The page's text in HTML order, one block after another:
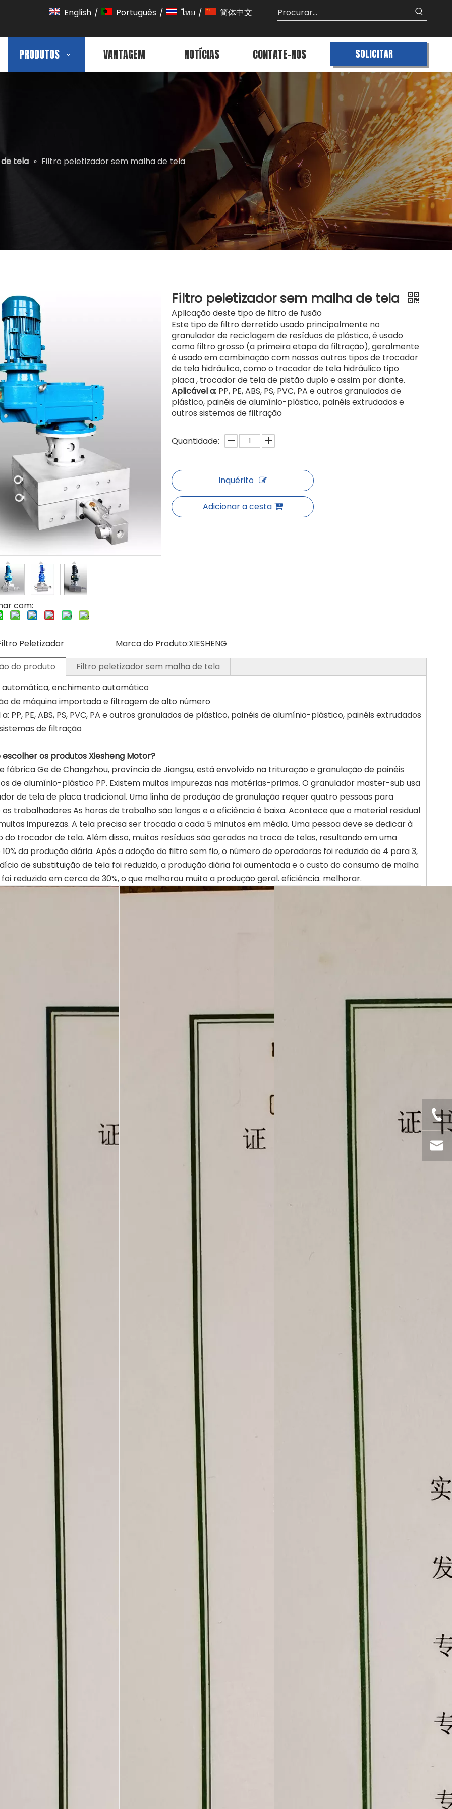
English / Português / ไทย / 简体中文
PRODUTOS VANTAGEM NOTÍCIAS CONTATE-NOS
SOLICITAR
ORÇAMENTO
tela » Filtro peletizador sem malha de tela
com:
Filtro peletizador sem malha de tela
Aplicação deste tipo de filtro de fusão
Este tipo de filtro derretido usado principalmente no
granulador de reciclagem de resíduos de plástico, é usado
como filtro grosso (a primeira etapa da filtração), geralmente
é usado em combinação com nossos outros tipos de trocador
de tela hidráulico, como o trocador de tela hidráulico tipo
placa , trocador de tela de pistão duplo e assim por diante.
Aplicável a: PP, PE, ABS, PS, PVC, PA e outros granulados de
plástico, painéis de alumínio-plástico, painéis extrudados e
outros sistemas de filtração
Quantidade:
Inquérito
Adicionar a cesta
Peletizador Marca do Produto:XIESHENG
do produto
Filtro peletizador sem malha de tela
automática, enchimento automático
de máquina importada e filtragem de alto número
PP, PE, ABS, PS, PVC, PA e outros granulados de plástico, painéis de alumínio-plástico, painéis extrudados
de filtração
escolher os produtos Xiesheng Motor?
fábrica Ge de Changzhou, província de Jiangsu, está envolvido na trituração e granulação de painéis
de alumínio-plástico PP. Existem muitas impurezas nas matérias-primas. O granulador master-sub usa
de tela de placa tradicional. Uma linha de produção de granulação requer quatro pessoas para
trabalhadores As horas de trabalho são longas e a eficiência é baixa. Acontece que o material residual
impurezas. A tela precisa ser trocada a cada 5 minutos em média. Uma pessoa deve se dedicar à
do trocador de tela. Além disso, muitos resíduos são gerados na troca de telas, resultando em uma
da produção diária. Após a adoção do filtro sem fio, o número de operadoras foi reduzido de 4 para 3,
de substituição de tela foi reduzido, a produção diária foi aumentada e o custo do consumo de malha
reduzido em cerca de 30%, o que melhorou muito a produção geral. eficiência. melhorar.